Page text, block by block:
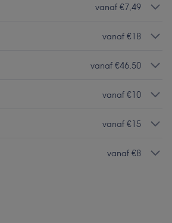
vanaf €7,49
vanaf €18
vanaf €46,50
vanaf €10
vanaf €15
vanaf €8